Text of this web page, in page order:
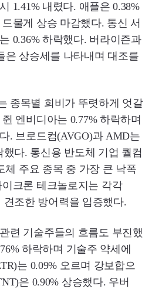
1.41% 내렸다. 애플은 0.38%
물게 상승 마감했다. 통신 서
0.36% 하락했다. 버라이즌과
은 상승세를 나타내며 대조를
종목별 희비가 뚜렷하게 엇갈
엔비디아는 0.77% 하락하며
. 브로드컴(AVGO)과 AMD는
했다. 통신용 반도체 기업 퀄컴
체 주요 종목 중 가장 큰 낙폭
크론 테크놀로지는 각각
견조한 방어력을 입증했다.
련 기술주들의 흐름도 부진했
하락하며 기술주 약세에
는 0.09% 오르며 강보합으
은 0.90% 상승했다. 우버